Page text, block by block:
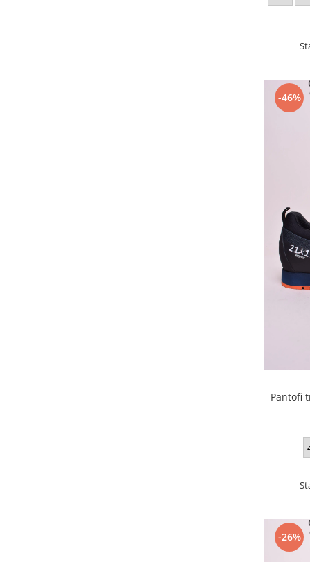
-46%
Pantofi
-26%